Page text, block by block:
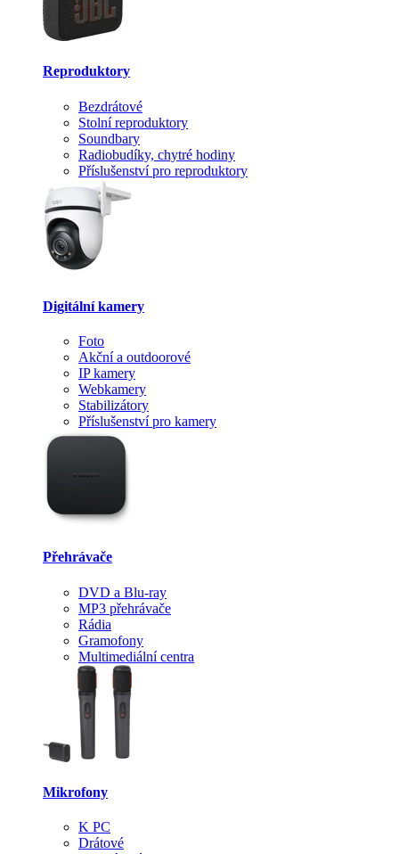
Reproduktory
Bezdrátové
Stolní reproduktory
Soundbary
Radiobudíky, chytré hodiny
Příslušenství pro reproduktory
Digitální kamery
Foto
Akční a outdoorové
IP kamery
Webkamery
Stabilizátory
Příslušenství pro kamery
Přehrávače
DVD a Blu-ray
MP3 přehrávače
Rádia
Gramofony
Multimediální centra
Mikrofony
K PC
Drátové